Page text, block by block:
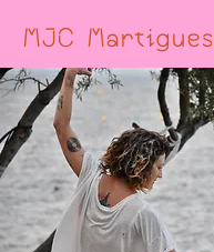
MJC Martigues